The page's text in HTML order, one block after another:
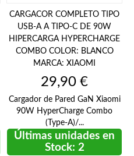
CARGACOR COMPLETO TIPO
USB-A A TIPO-C DE 90W
HIPERCARGA HYPERCHARGE
COMBO COLOR: BLANCO
MARCA: XIAOMI
Precio
29,90 €
Cargador de Pared GaN Xiaomi
90W HyperCharge Combo
(Type-A)/...
Últimas unidades en
Stock: 2